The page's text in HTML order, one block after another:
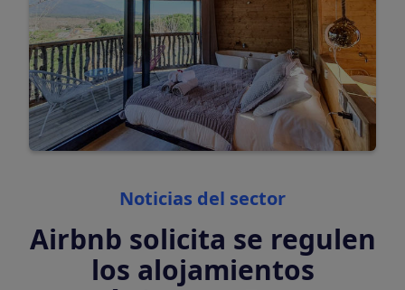
Noticias del sector
Airbnb solicita se regulen
los alojamientos